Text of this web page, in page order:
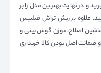
و در نهایت بهترین مدل را بر
علاوه بر ریش تراش فیلیپس
اصلاح، موزن گوش بینی و
ضمانت اصل بودن کالا خریداری